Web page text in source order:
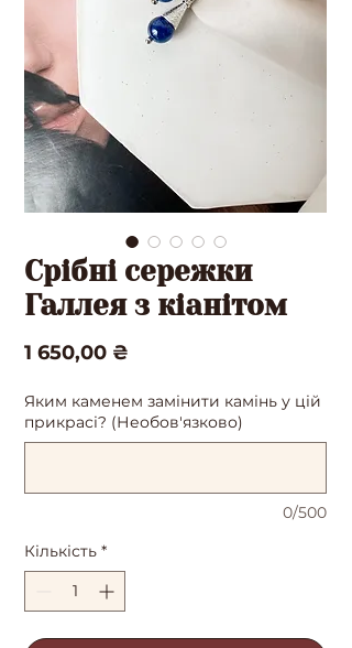
Срібні сережки
Галлея з кіанітом
1 650,00 ₴
Яким каменем замінити камінь у цій
прикрасі? (Необов'язково)
0/500
Кількість *